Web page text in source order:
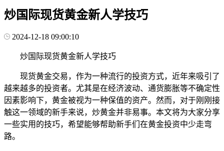
炒国际现货黄金新人学技巧
2024-12-18 09:00:10
炒国际现货黄金新人学技巧
现货黄金交易，作为一种流行的投资方式，近年来吸引了
越来越多的投资者。尤其是在经济波动、通货膨胀等不确定性
因素影响下，黄金被视为一种保值的资产。然而，对于刚刚接
触这一领域的新手来说，炒黄金并非易事。本文将为大家分享
一些实用的技巧，希望能够帮助新手们在黄金投资中少走弯
路。